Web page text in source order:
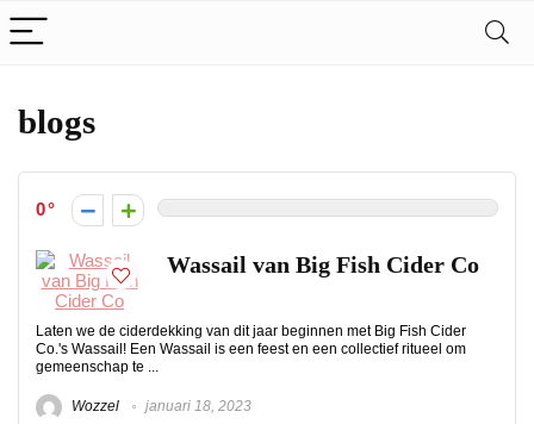
blogs
0
Wassail van Big Fish Cider Co
Laten we de ciderdekking van dit jaar beginnen met Big Fish Cider
Co.'s Wassail! Een Wassail is een feest en een collectief ritueel om
gemeenschap te ...
Wozzel januari 18, 2023